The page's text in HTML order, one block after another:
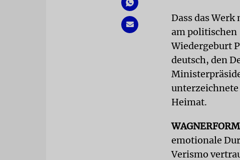
Dass das
am politischen
Wiedergeburt
deutsch, den
unterzeichnete
Heimat.
emotionale
Verismo